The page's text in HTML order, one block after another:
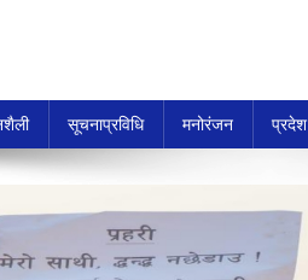
सूचनाप्रविधि मनोरंजन प्रदेश